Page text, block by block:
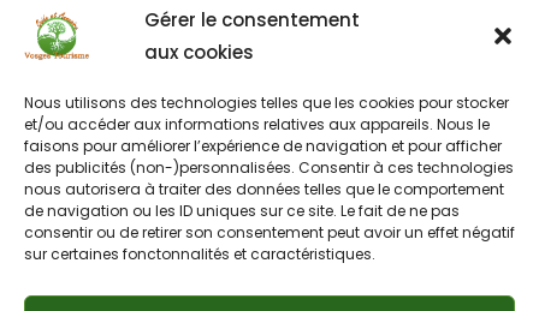
Gérer le consentement
aux cookies
Nous utilisons des technologies telles que les cookies pour stocker
et/ou accéder aux informations relatives aux appareils. Nous le
faisons pour améliorer l’expérience de navigation et pour afficher
des publicités (non-)personnalisées. Consentir à ces technologies
nous autorisera à traiter des données telles que le comportement
de navigation ou les ID uniques sur ce site. Le fait de ne pas
consentir ou de retirer son consentement peut avoir un effet négatif
sur certaines fonctonnalités et caractéristiques.
INFORMATIONS LÉGALES